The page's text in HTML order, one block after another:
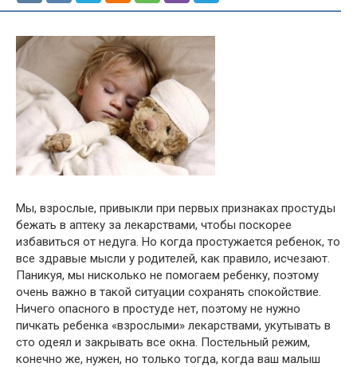
Мы, взрослые, привыкли при первых признаках простуды
бежать в аптеку за лекарствами, чтобы поскорее
избавиться от недуга. Но когда простужается ребенок, то
все здравые мысли у родителей, как правило, исчезают.
Паникуя, мы нисколько не помогаем ребенку, поэтому
очень важно в такой ситуации сохранять спокойствие.
Ничего опасного в простуде нет, поэтому не нужно
пичкать ребенка «взрослыми» лекарствами, укутывать в
сто одеял и закрывать все окна. Постельный режим,
конечно же, нужен, но только тогда, когда ваш малыш